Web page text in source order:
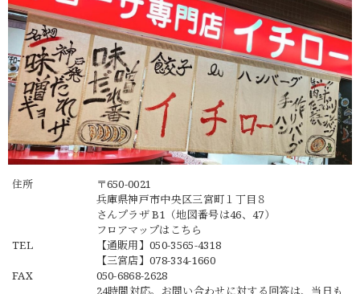
住所
〒650-0021
兵庫県神戸市中央区三宮町１丁目８
さんプラザ B1（地図番号は46、47）
フロアマップは こちら
TEL
【通販用】050-3565-4318
【三宮店】078-334-1660
FAX
050-6868-2628
24時間対応。お問い合わせに対する回答は、当日も